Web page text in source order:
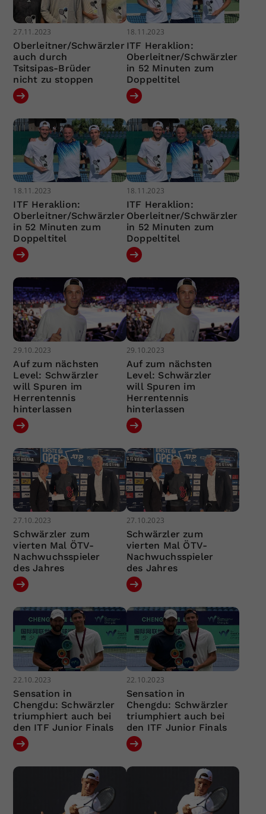
27.11.2023
Oberleitner/Schwärzler
auch durch
Tsitsipas-Brüder
nicht zu stoppen
18.11.2023
ITF Heraklion:
Oberleitner/Schwärzler
in 52 Minuten zum
Doppeltitel
18.11.2023
ITF Heraklion:
Oberleitner/Schwärzler
in 52 Minuten zum
Doppeltitel
18.11.2023
ITF Heraklion:
Oberleitner/Schwärzler
in 52 Minuten zum
Doppeltitel
29.10.2023
Auf zum nächsten
Level: Schwärzler
will Spuren im
Herrentennis
hinterlassen
29.10.2023
Auf zum nächsten
Level: Schwärzler
will Spuren im
Herrentennis
hinterlassen
27.10.2023
Schwärzler zum
vierten Mal ÖTV-
Nachwuchsspieler
des Jahres
27.10.2023
Schwärzler zum
vierten Mal ÖTV-
Nachwuchsspieler
des Jahres
22.10.2023
Sensation in
Chengdu: Schwärzler
triumphiert auch bei
den ITF Junior Finals
22.10.2023
Sensation in
Chengdu: Schwärzler
triumphiert auch bei
den ITF Junior Finals